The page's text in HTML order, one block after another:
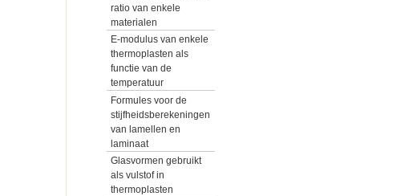
ratio van enkele
materialen
E-modulus van enkele
thermoplasten als
functie van de
temperatuur
Formules voor de
stijfheidsberekeningen
van lamellen en
laminaat
Glasvormen gebruikt
als vulstof in
thermoplasten